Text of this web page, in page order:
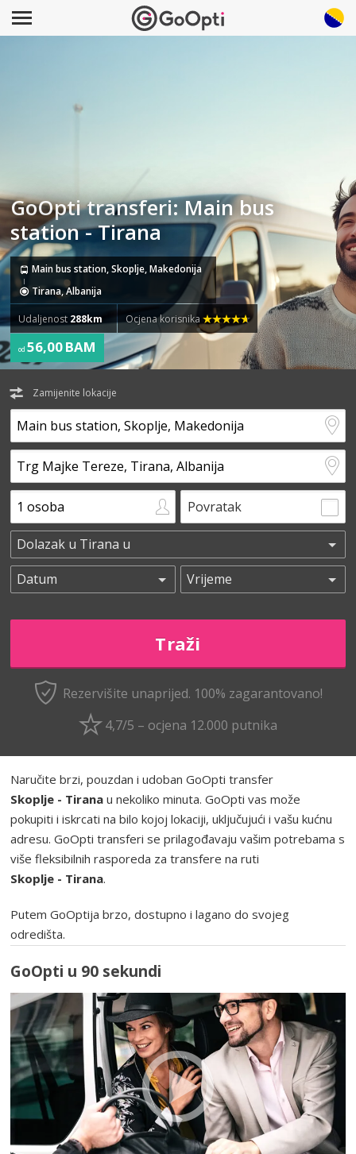
GoOpti transferi: Main bus
station - Tirana
Main bus station, Skoplje, Makedonija
Tirana, Albanija
Udaljenost 288km Ocjena korisnika
od56,00 BAM
Zamijenite lokacije
Povratak
Rezervišite unaprijed. 100% zagarantovano!
4,7/5 – ocjena 12.000 putnika
Naručite brzi, pouzdan i udoban GoOpti transfer
Skoplje - Tirana u nekoliko minuta. GoOpti vas može
pokupiti i iskrcati na bilo kojoj lokaciji, uključujući i vašu kućnu
adresu. GoOpti transferi se prilagođavaju vašim potrebama s
više fleksibilnih rasporeda za transfere na ruti
Skoplje - Tirana.
Putem GoOptija brzo, dostupno i lagano do svojeg
odredišta.
GoOpti u 90 sekundi